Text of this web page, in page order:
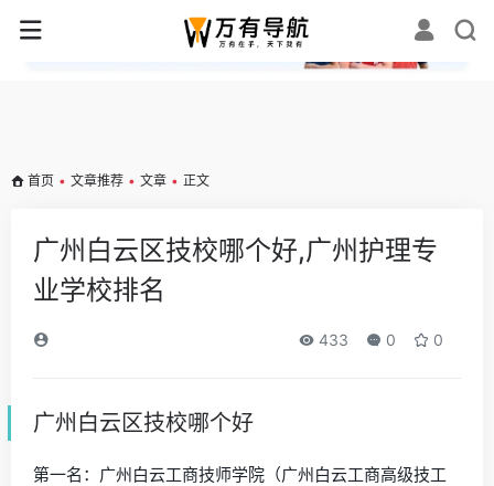
✕
首页 • 文章推荐 • 文章 • 正文
广州白云区技校哪个好,广州护理专
业学校排名
433 0 0
广州白云区技校哪个好
第一名：广州白云工商技师学院（广州白云工商高级技工